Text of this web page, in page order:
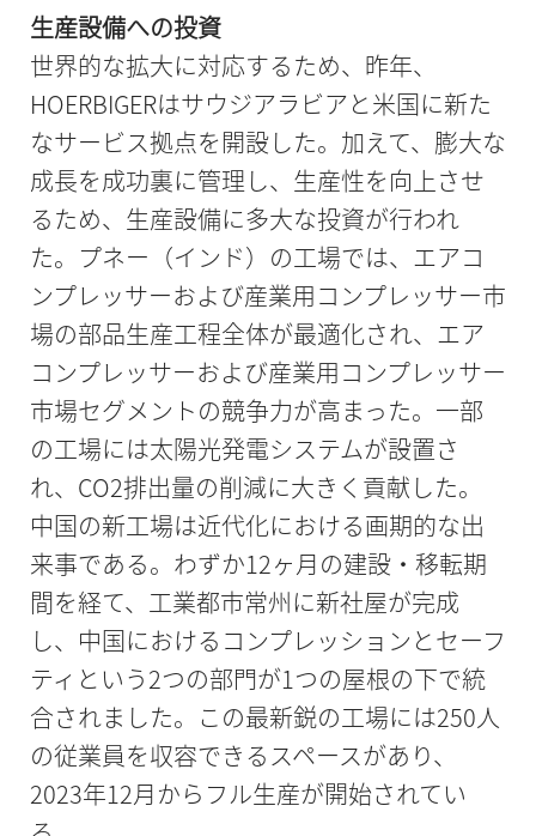
生産設備への投資
世界的な拡大に対応するため、昨年、
HOERBIGERはサウジアラビアと米国に新た
なサービス拠点を開設した。加えて、膨大な
成長を成功裏に管理し、生産性を向上させ
るため、生産設備に多大な投資が行われ
た。プネー（インド）の工場では、エアコ
ンプレッサーおよび産業用コンプレッサー市
場の部品生産工程全体が最適化され、エア
コンプレッサーおよび産業用コンプレッサー
市場セグメントの競争力が高まった。一部
の工場には太陽光発電システムが設置さ
れ、CO2排出量の削減に大きく貢献した。
中国の新工場は近代化における画期的な出
来事である。わずか12ヶ月の建設・移転期
間を経て、工業都市常州に新社屋が完成
し、中国におけるコンプレッションとセーフ
ティという2つの部門が1つの屋根の下で統
合されました。この最新鋭の工場には250人
の従業員を収容できるスペースがあり、
2023年12月からフル生産が開始されてい